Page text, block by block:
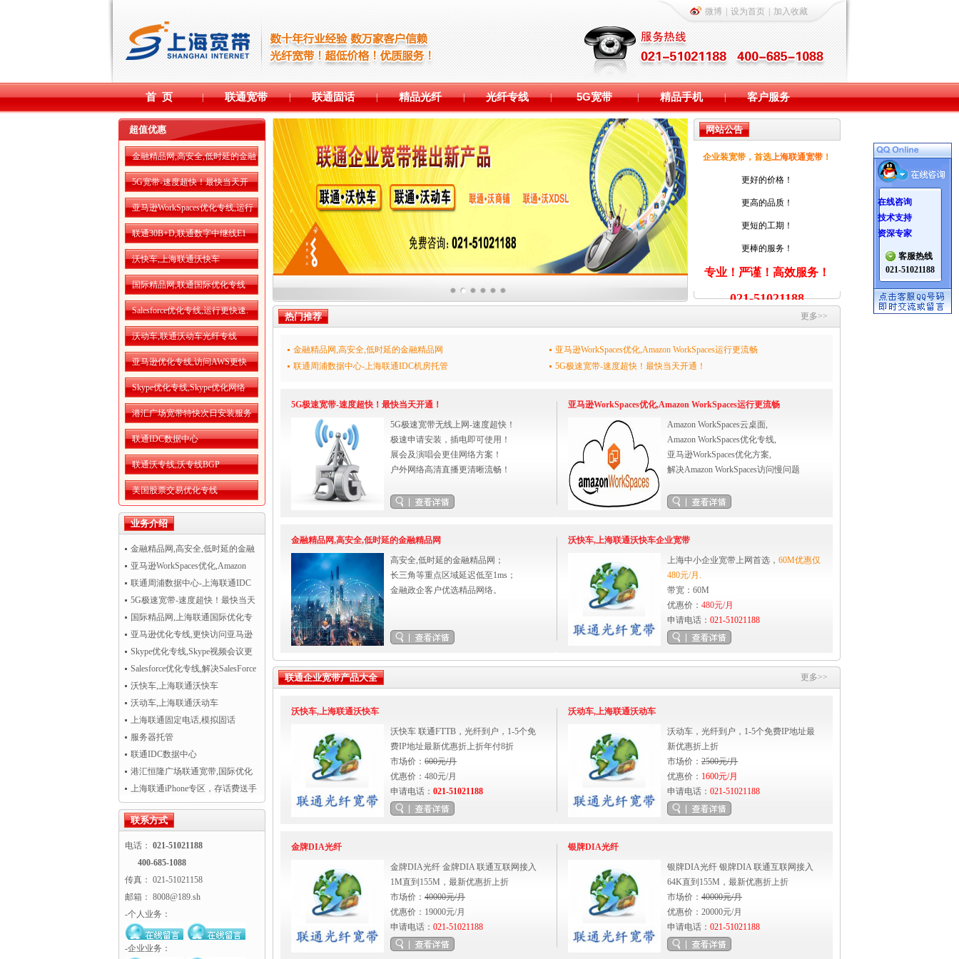
微博 设为首页 加入收藏
首 页 | 联通宽带 | 联通固话 | 精品光纤 | 光纤专线 | 5G宽带 | 精品手机 | 客户服务
超值优惠
金融精品网,高安全,低时延的金融
精品网
5G宽带-速度超快！最快当天开
通！
亚马逊WorkSpaces优化专线,运行
更流畅
联通30B+D,联通数字中继线E1
沃快车,上海联通沃快车
国际精品网,联通国际优化专线
Salesforce优化专线,运行更快速.
沃动车,联通沃动车光纤专线
亚马逊优化专线,访问AWS更快
Skype优化专线,Skype优化网络
港汇广场宽带特快次日安装服务
联通IDC数据中心
联通沃专线,沃专线BGP
美国股票交易优化专线
业务介绍
金融精品网,高安全,低时延的金融
精品网
亚马逊WorkSpaces优化,Amazon
WorkSpaces运行更流畅
联通周浦数据中心-上海联通IDC
机房托管
5G极速宽带-速度超快！最快当天
开通！
国际精品网,上海联通国际优化专
线亚马逊优化专线,更快访问亚马逊
AWS云服务
Skype优化专线,Skype视频会议更
清晰流畅
Salesforce优化专线,解决SalesForce
CRM访问慢
沃快车,上海联通沃快车
沃动车,上海联通沃动车
上海联通固定电话,模拟固话
服务器托管
联通IDC数据中心
港汇恒隆广场联通宽带,国际优化
专线超值热卖！
上海联通iPhone专区，存话费送手
机
联系方式
电话： 021-51021188
400-685-1088
传真： 021-51021158
邮箱： 8008@189.sh
-个人业务：
-企业业务：
网站公告
企业装宽带，首选上海联通宽带 ！
更好的价格！
更高的品质！
更短的工期！
更棒的服务！
专业！严谨！高效服务！
021-51021188
热门推荐 更多>>
金融精品网,高安全,低时延的金融精品网
亚马逊WorkSpaces优化,Amazon WorkSpaces运行更流畅
联通周浦数据中心-上海联通IDC机房托管
5G极速宽带-速度超快！最快当天开通！
5G极速宽带-速度超快！最快当天开通！
5G极速宽带无线上网-速度超快！
极速申请安装，插电即可使用！
展会及演唱会更佳网络方案！
户外网络高清直播更清晰流畅！
亚马逊WorkSpaces优化,Amazon WorkSpaces运行更流畅
Amazon WorkSpaces云桌面,
Amazon WorkSpaces优化专线,
亚马逊WorkSpaces优化方案,
解决Amazon WorkSpaces访问慢问题
金融精品网,高安全,低时延的金融精品网
高安全,低时延的金融精品网；
长三角等重点区域延迟低至1ms；
金融政企客户优选精品网络。
沃快车,上海联通沃快车企业宽带
上海中小企业宽带上网首选， 60M优惠仅
480元/月.
带宽：60M
优惠价： 480元/月
申请电话： 021-51021188
联通企业宽带产品大全 更多>>
沃快车,上海联通沃快车
沃快车 联通FTTB，光纤到户，1-5个免
费IP地址最新优惠折上折年付8折
市场价： 600元/月
优惠价：480元/月
申请电话： 021-51021188
沃动车,上海联通沃动车
沃动车，光纤到户，1-5个免费IP地址最
新优惠折上折
市场价： 2500元/月
优惠价： 1600元/月
申请电话： 021-51021188
金牌DIA光纤
金牌DIA光纤 金牌DIA 联通互联网接入
1M直到155M，最新优惠折上折
市场价： 40000元/月
优惠价：19000元/月
申请电话： 021-51021188
银牌DIA光纤
银牌DIA光纤 银牌DIA 联通互联网接入
64K直到155M，最新优惠折上折
市场价： 40000元/月
优惠价：20000元/月
申请电话： 021-51021188
在线咨询
技术支持
资深专家
客服热线
021-51021188